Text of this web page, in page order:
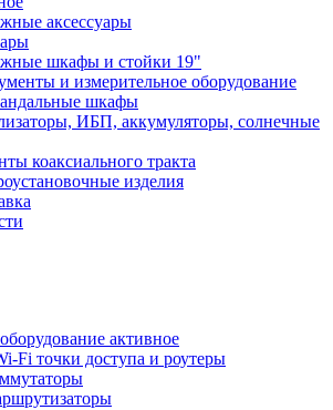
аксессуары
шкафы и стойки 19"
и измерительное оборудование
шкафы
ИБП, аккумуляторы, солнечные
коаксиального тракта
изделия
активное
Fi точки доступа и роутеры